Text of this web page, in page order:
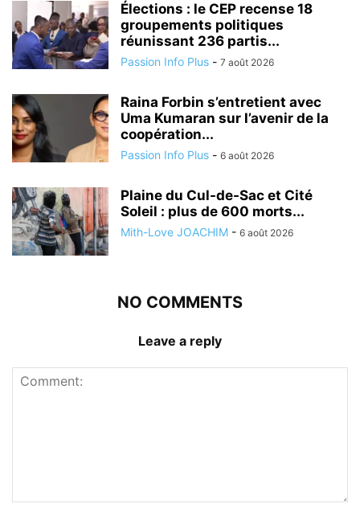
Élections : le CEP recense 18
groupements politiques
réunissant 236 partis...
Passion Info Plus - 7 août 2026
Raina Forbin s’entretient avec
Uma Kumaran sur l’avenir de la
coopération...
Passion Info Plus - 6 août 2026
Plaine du Cul-de-Sac et Cité
Soleil : plus de 600 morts...
Mith-Love JOACHIM - 6 août 2026
NO COMMENTS
Leave a reply